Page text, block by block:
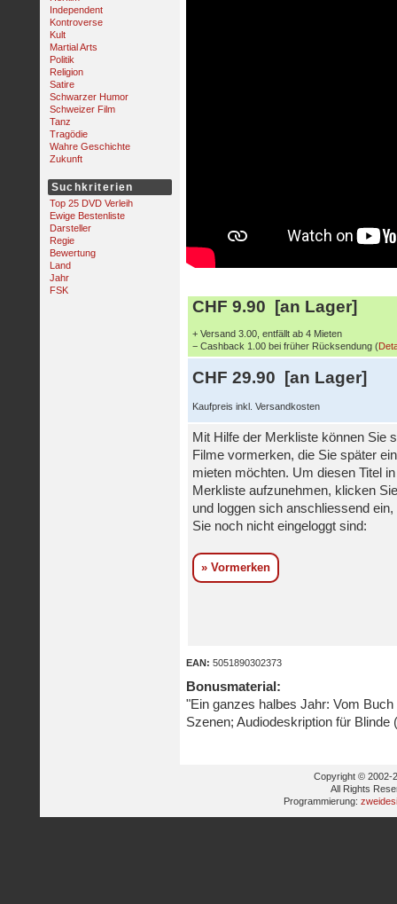
Independent
Kontroverse
Kult
Martial Arts
Politik
Religion
Satire
Schwarzer Humor
Schweizer Film
Tanz
Tragödie
Wahre Geschichte
Zukunft
Suchkriterien
Top 25 DVD Verleih
Ewige Bestenliste
Darsteller
Regie
Bewertung
Land
Jahr
FSK
CHF 9.90 [an Lager]
+ Versand 3.00, entfällt ab 4 Mieten
− Cashback 1.00 bei früher Rücksendung (
CHF 29.90 [an Lager]
Kaufpreis inkl. Versandkosten
Mit Hilfe der Merkliste können Sie
Filme vormerken, die Sie später
mieten möchten. Um diesen Titel
Merkliste aufzunehmen, klicken
und loggen sich anschliessend ein,
Sie noch nicht eingeloggt sind:
» Vormerken
EAN: 5051890302373
Bonusmaterial:
"Ein ganzes halbes Jahr: Vom
Szenen; Audiodeskription für Blinde
Copyright © 2002-
All Rights
Programmierung: